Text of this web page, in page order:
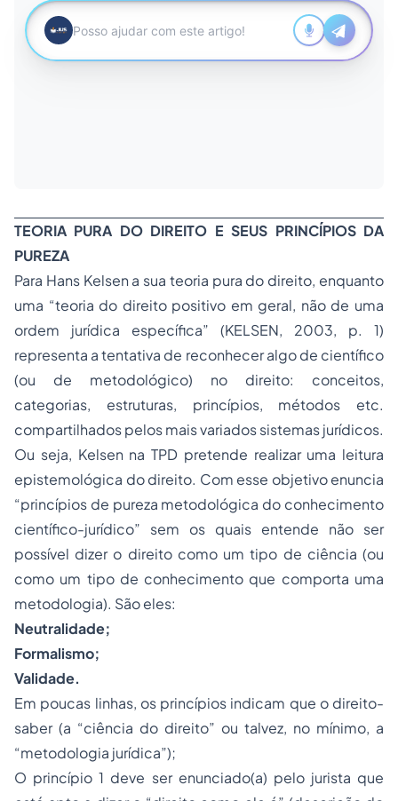
TEORIA PURA DO DIREITO E SEUS PRINCÍPIOS DA
PUREZA
Para Hans Kelsen a sua teoria pura do direito, enquanto
uma “teoria do direito positivo em geral, não de uma
ordem jurídica específica” (KELSEN, 2003, p. 1)
representa a tentativa de reconhecer algo de científico
(ou de metodológico) no direito: conceitos,
categorias, estruturas, princípios, métodos etc.
compartilhados pelos mais variados sistemas jurídicos.
Ou seja, Kelsen na TPD pretende realizar uma leitura
epistemológica do direito. Com esse objetivo enuncia
“princípios de pureza metodológica do conhecimento
científico-jurídico” sem os quais entende não ser
possível dizer o direito como um tipo de ciência (ou
como um tipo de conhecimento que comporta uma
metodologia). São eles:
Neutralidade;
Formalismo;
Validade.
Em poucas linhas, os princípios indicam que o direito-
saber (a “ciência do direito” ou talvez, no mínimo, a
“metodologia jurídica”);
O princípio 1 deve ser enunciado(a) pelo jurista que